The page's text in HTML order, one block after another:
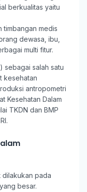
berkualitas yaitu
timbangan medis
dewasa, ibu,
multi fitur.
sebagai salah satu
kesehatan
antropometri
Kesehatan Dalam
TKDN dan BMP
dilakukan pada
besar.